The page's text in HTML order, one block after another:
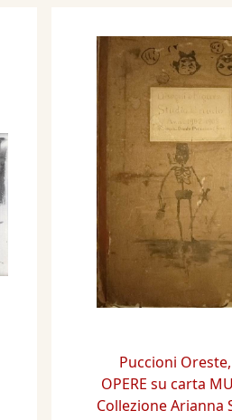
Puccioni Oreste,
OPERE su carta
Collezione Arianna